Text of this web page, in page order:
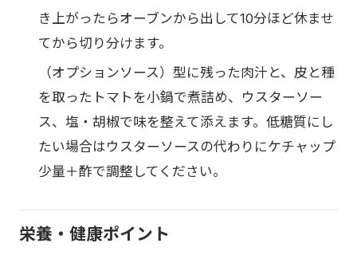
き上がったらオーブンから出して10分ほど休ませ
てから切り分けます。
（オプションソース）型に残った肉汁と、皮と種
を取ったトマトを小鍋で煮詰め、ウスターソー
ス、塩・胡椒で味を整えて添えます。低糖質にし
たい場合はウスターソースの代わりにケチャップ
少量＋酢で調整してください。
栄養・健康ポイント